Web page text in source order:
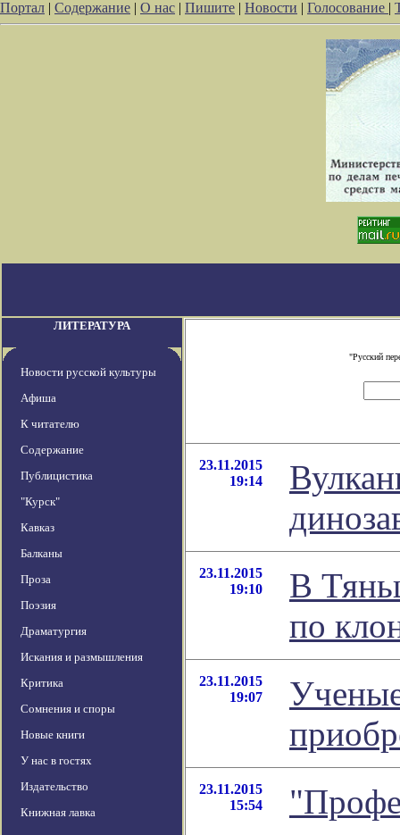
Портал | Содержание | О нас | Пишите | Новости | Голосование |
ЛИТЕРАТУРА
Новости русской культуры
Афиша
К читателю
Содержание
Публицистика
"Курск"
Кавказ
Балканы
Проза
Поэзия
Драматургия
Искания и размышления
Критика
Сомнения и споры
Новые книги
У нас в гостях
Издательство
Книжная лавка
"Русский
23.11.2015
19:14
23.11.2015
19:10
В
по
23.11.2015
19:07
23.11.2015
15:54